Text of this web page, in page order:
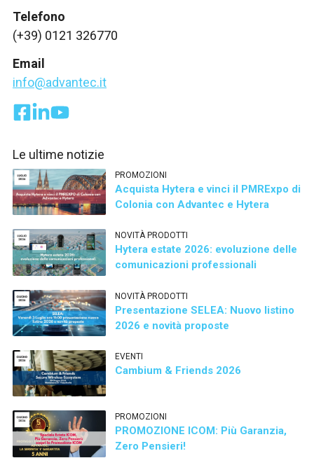
Telefono
(+39) 0121 326770
Email
info@advantec.it
Le ultime notizie
PROMOZIONI
Acquista Hytera e vinci il PMRExpo di
Colonia con Advantec e Hytera
NOVITÀ PRODOTTI
Hytera estate 2026: evoluzione delle
comunicazioni professionali
NOVITÀ PRODOTTI
Presentazione SELEA: Nuovo listino
2026 e novità proposte
EVENTI
Cambium & Friends 2026
PROMOZIONI
PROMOZIONE ICOM: Più Garanzia,
Zero Pensieri!